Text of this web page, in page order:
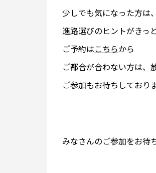
少しでも気になった方は
進路選びのヒントがきっ
ご予約はこちらから
ご都合が合わない方は、
ご参加もお待ちしており
みなさんのご参加をお待